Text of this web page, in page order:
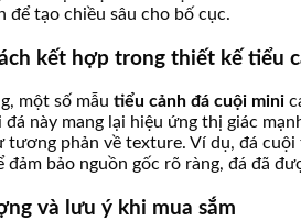
để tạo chiều sâu cho bố cục.
kết hợp trong thiết kế tiểu
một số mẫu tiểu cảnh đá cuội mini
này mang lại hiệu ứng thị giác
tương phản về texture. Ví dụ, đá
bảo nguồn gốc rõ ràng, đá đã
và lưu ý khi mua sắm